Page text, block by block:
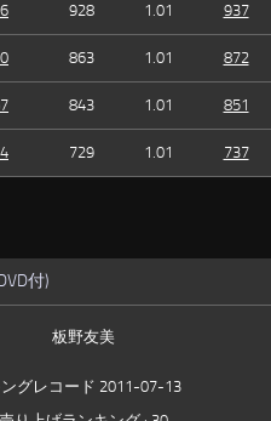
928 1.01 937
863 1.01 872
843 1.01 851
729 1.01 737
付)
板野友美
グレコード 2011-07-13